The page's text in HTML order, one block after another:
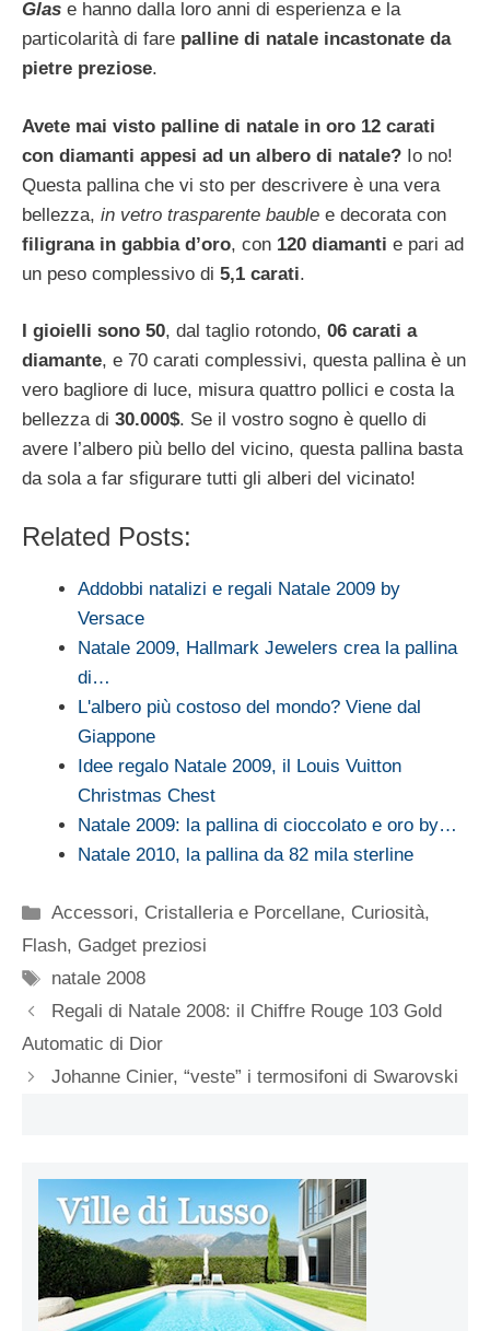
Glas e hanno dalla loro anni di esperienza e la
particolarità di fare palline di natale incastonate da
pietre preziose.
Avete mai visto palline di natale in oro 12 carati
con diamanti appesi ad un albero di natale? Io no!
Questa pallina che vi sto per descrivere è una vera
bellezza, in vetro trasparente bauble e decorata con
filigrana in gabbia d’oro, con 120 diamanti e pari ad
un peso complessivo di 5,1 carati.
I gioielli sono 50, dal taglio rotondo, 06 carati a
diamante, e 70 carati complessivi, questa pallina è un
vero bagliore di luce, misura quattro pollici e costa la
bellezza di 30.000$. Se il vostro sogno è quello di
avere l’albero più bello del vicino, questa pallina basta
da sola a far sfigurare tutti gli alberi del vicinato!
Related Posts:
Addobbi natalizi e regali Natale 2009 by
Versace
Natale 2009, Hallmark Jewelers crea la pallina
di…
L'albero più costoso del mondo? Viene dal
Giappone
Idee regalo Natale 2009, il Louis Vuitton
Christmas Chest
Natale 2009: la pallina di cioccolato e oro by…
Natale 2010, la pallina da 82 mila sterline
Categorie
Accessori, Cristalleria e Porcellane, Curiosità,
Flash, Gadget preziosi
Tag
natale 2008
Regali di Natale 2008: il Chiffre Rouge 103 Gold
Automatic di Dior
Johanne Cinier, “veste” i termosifoni di Swarovski